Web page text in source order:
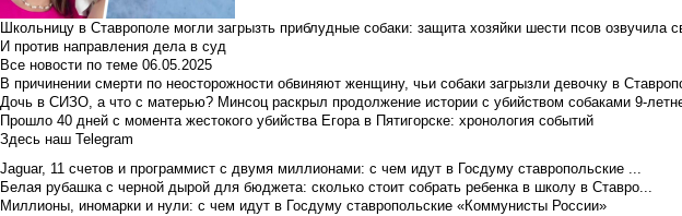
Школьницу в Ставрополе могли загрызть приблудные собаки: защита хозяйки шести псов озвучила
И против направления дела в суд
Все новости по теме 06.05.2025
В причинении смерти по неосторожности обвиняют женщину, чьи собаки загрызли девочку в
Дочь в СИЗО, а что с матерью? Минсоц раскрыл продолжение истории с убийством собаками 9-
Прошло 40 дней с момента жестокого убийства Егора в Пятигорске: хронология событий
Здесь наш Telegram
Jaguar, 11 счетов и программист с двумя миллионами: с чем идут в Госдуму ставропольские ...
Белая рубашка с черной дырой для бюджета: сколько стоит собрать ребенка в школу в Ставро...
Миллионы, иномарки и нули: с чем идут в Госдуму ставропольские «Коммунисты России»